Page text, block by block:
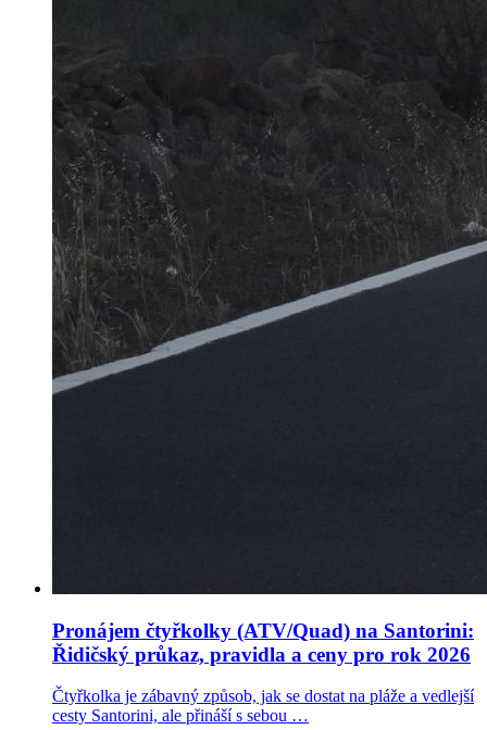
Pronájem čtyřkolky (ATV/Quad) na Santorini:
Řidičský průkaz, pravidla a ceny pro rok 2026
Čtyřkolka je zábavný způsob, jak se dostat na pláže a vedlejší
cesty Santorini, ale přináší s sebou …